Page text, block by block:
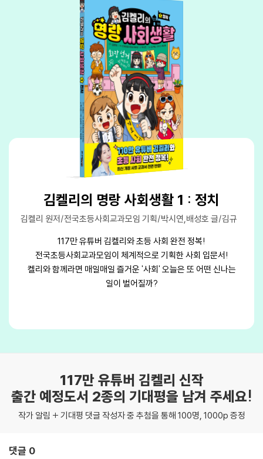
김켈리의 명랑 사회생활 1 : 정치
117만 유튜버 김켈리와 초등 사회 완전 정복!
전국초등사회교과모임이 체계적으로 기획한 사회 입문서!
켈리와 함께라면 매일매일 즐거운 '사회' 오늘은 또 어떤 신나는
일이 벌어질까?
날씨 요정 김켈리 2 : 다시 깨어난 전설,
화산 골렘
김켈리 원저/이시현,김지현 글/김앵 그림/권경아 감수
117만 구독자를 보유한 인기 유튜버 김켈리의 과학 학습만화!
<날씨 요정 김켈리> 시리즈의 두 번째 책!
초등 교과 과정 지구과학 편의 12가지 핵심 주제를 다룬다!
김켈리의 명랑 사회생활 1 : 정치
117만 유튜버 김켈리와 초등 사회 완전 정복!
전국초등사회교과모임이 체계적으로 기획한 사회 입문서!
켈리와 함께라면 매일매일 즐거운 '사회' 오늘은 또 어떤 신나는
일이 벌어질까?
날씨 요정 김켈리 2 : 다시 깨어난 전설,
화산 골렘
김켈리 원저/이시현,김지현 글/김앵 그림/권경아 감수
117만 구독자를 보유한 인기 유튜버 김켈리의 과학 학습만화!
<날씨 요정 김켈리> 시리즈의 두 번째 책!
초등 교과 과정 지구과학 편의 12가지 핵심 주제를 다룬다!
117만 유튜버 김켈리 신작
출간 예정도서 2종의 기대평을 남겨 주세요!
작가 알림 + 기대평 댓글 작성자 중 추첨을 통해 100명, 1000p 증정
댓글 0